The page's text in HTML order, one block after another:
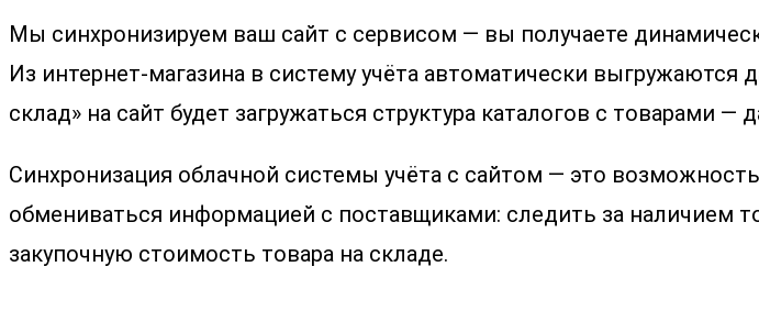
Мы синхронизируем ваш сайт с сервисом — вы получаете
Из интернет-магазина в систему учёта автоматически выгружаются
склад» на сайт будет загружаться структура каталогов с товарами
Синхронизация облачной системы учёта с сайтом — это
обмениваться информацией с поставщиками: следить за наличием
закупочную стоимость товара на складе.